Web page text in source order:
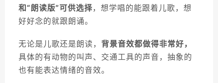
和“朗读版”可供选择，想学唱的能跟着儿歌，想
好好念的就跟朗诵。
无论是儿歌还是朗读， 背景音效都做得非常好，
具体的有动物的叫声、交通工具的声音，抽象的
也有能表达情绪的音效。